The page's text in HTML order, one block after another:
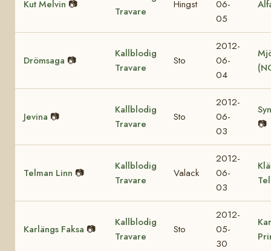
Kut Melvin 📷
Travare
Hingst
06-
05
Drömsaga 📷
Kallblodig
Travare
Sto
2012-
06-
04
Jevina 📷
Kallblodig
Travare
Sto
2012-
06-
03
📷
Telman Linn 📷
Kallblodig
Travare
Valack
2012-
06-
03
Karlängs Faksa 📷
Kallblodig
Travare
Sto
2012-
05-
30